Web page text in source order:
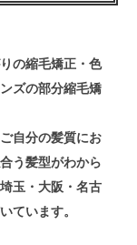
の縮毛矯正・色
ンズの部分縮毛矯
自分の髪質にお
う髪型がわから
玉・大阪・名古
ています。